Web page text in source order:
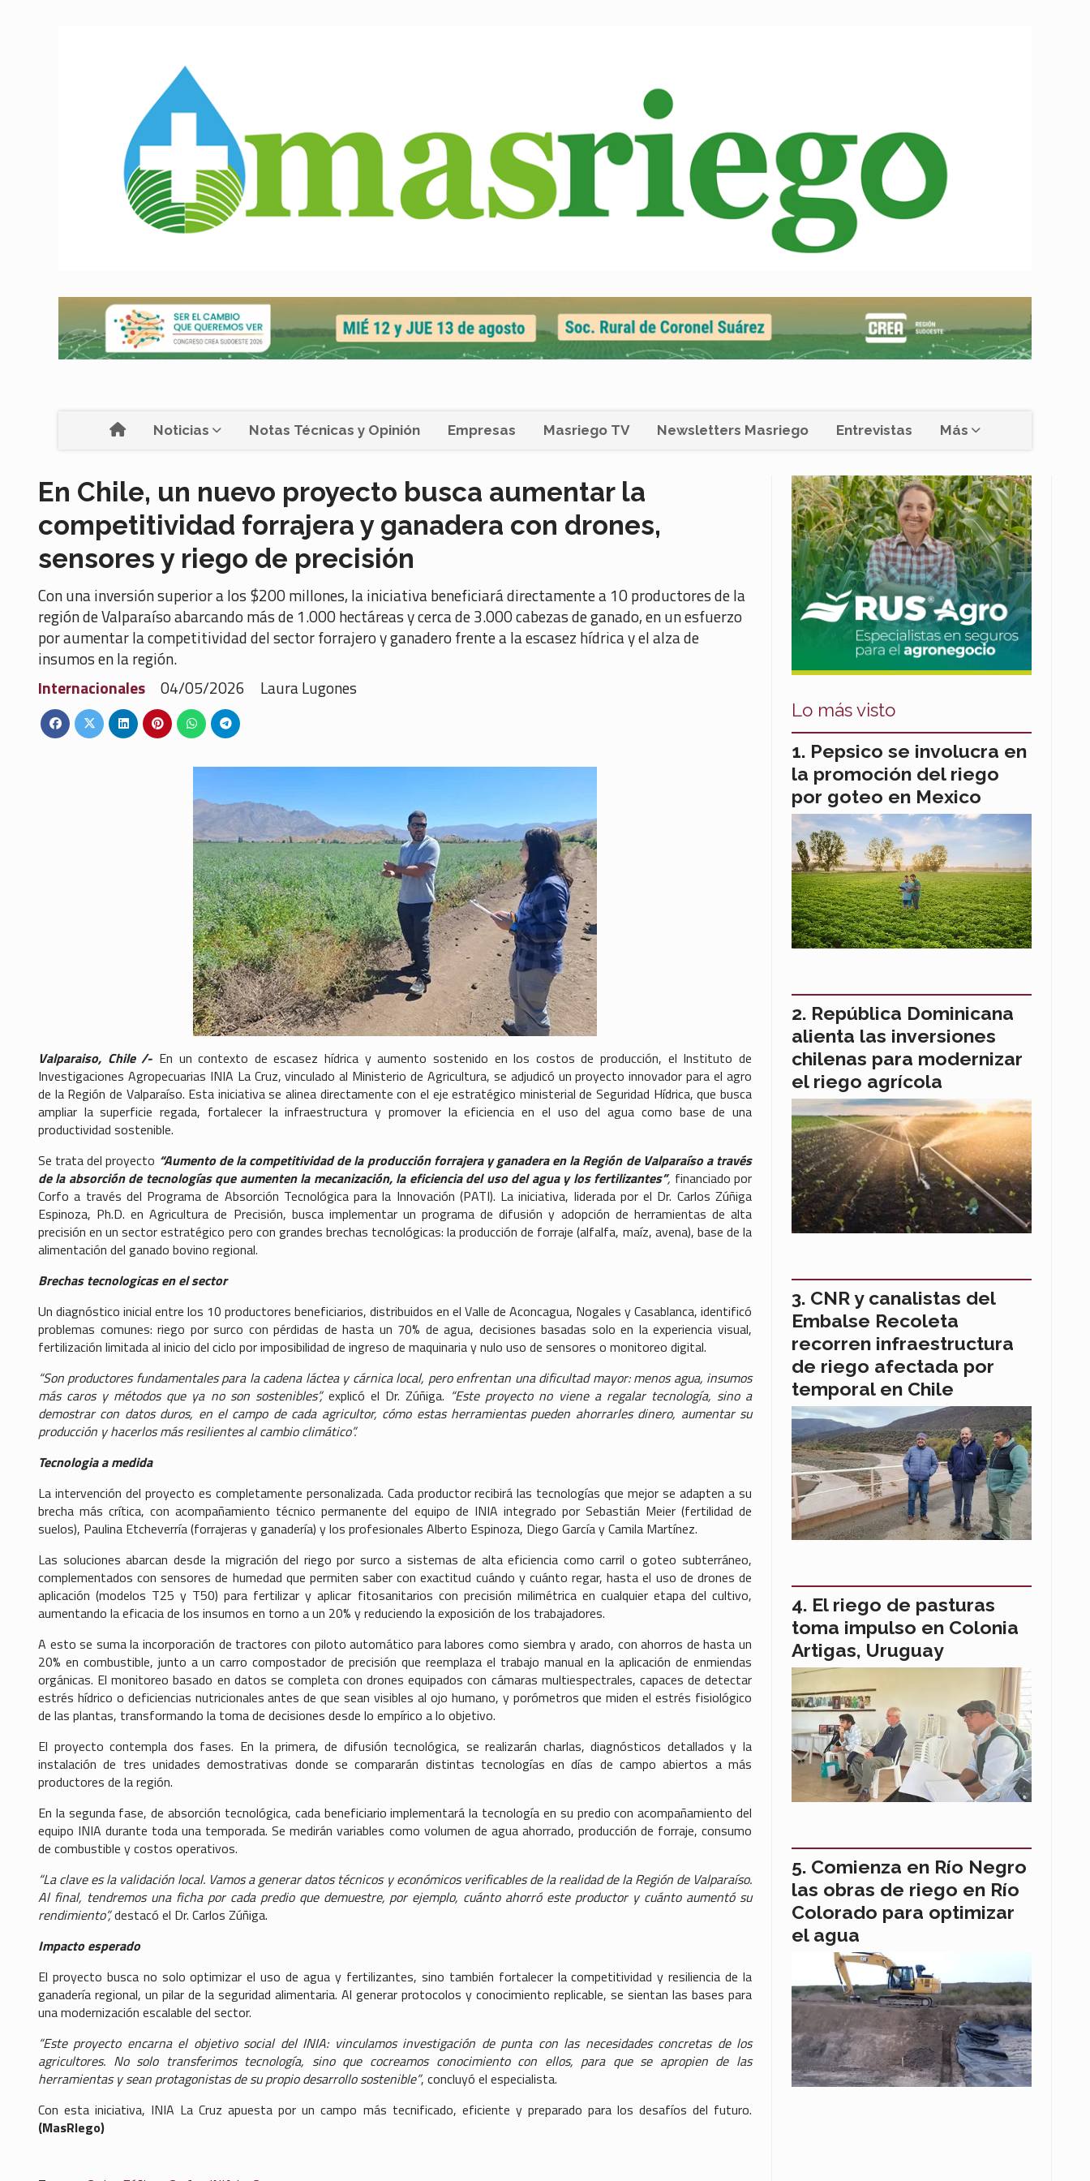
Noticias Notas Técnicas y Opinión Empresas Masriego TV Newsletters Masriego Entrevistas Más
En Chile, un nuevo proyecto busca aumentar la
competitividad forrajera y ganadera con drones,
sensores y riego de precisión
Con una inversión superior a los $200 millones, la iniciativa beneficiará directamente a 10 productores de la
región de Valparaíso abarcando más de 1.000 hectáreas y cerca de 3.000 cabezas de ganado, en un esfuerzo
por aumentar la competitividad del sector forrajero y ganadero frente a la escasez hídrica y el alza de
insumos en la región.
Internacionales
04/05/2026 Laura Lugones
Valparaiso, Chile /- En un contexto de escasez hídrica y aumento sostenido en los costos de producción, el Instituto de
Investigaciones Agropecuarias INIA La Cruz, vinculado al Ministerio de Agricultura, se adjudicó un proyecto innovador para el agro
de la Región de Valparaíso. Esta iniciativa se alinea directamente con el eje estratégico ministerial de Seguridad Hídrica, que busca
ampliar la superficie regada, fortalecer la infraestructura y promover la eficiencia en el uso del agua como base de una
productividad sostenible.
Se trata del proyecto “Aumento de la competitividad de la producción forrajera y ganadera en la Región de Valparaíso a través
de la absorción de tecnologías que aumenten la mecanización, la eficiencia del uso del agua y los fertilizantes”, financiado por
Corfo a través del Programa de Absorción Tecnológica para la Innovación (PATI). La iniciativa, liderada por el Dr. Carlos Zúñiga
Espinoza, Ph.D. en Agricultura de Precisión, busca implementar un programa de difusión y adopción de herramientas de alta
precisión en un sector estratégico pero con grandes brechas tecnológicas: la producción de forraje (alfalfa, maíz, avena), base de la
alimentación del ganado bovino regional.
Brechas tecnologicas en el sector
Un diagnóstico inicial entre los 10 productores beneficiarios, distribuidos en el Valle de Aconcagua, Nogales y Casablanca, identificó
problemas comunes: riego por surco con pérdidas de hasta un 70% de agua, decisiones basadas solo en la experiencia visual,
fertilización limitada al inicio del ciclo por imposibilidad de ingreso de maquinaria y nulo uso de sensores o monitoreo digital.
“Son productores fundamentales para la cadena láctea y cárnica local, pero enfrentan una dificultad mayor: menos agua, insumos
más caros y métodos que ya no son sostenibles”,explicó el Dr. Zúñiga. “Este proyecto no viene a regalar tecnología, sino a
demostrar con datos duros, en el campo de cada agricultor, cómo estas herramientas pueden ahorrarles dinero, aumentar su
producción y hacerlos más resilientes al cambio climático”.
Tecnologia a medida
La intervención del proyecto es completamente personalizada. Cada productor recibirá las tecnologías que mejor se adapten a su
brecha más crítica, con acompañamiento técnico permanente del equipo de INIA integrado por Sebastián Meier (fertilidad de
suelos), Paulina Etcheverría (forrajeras y ganadería) y los profesionales Alberto Espinoza, Diego García y Camila Martínez.
Las soluciones abarcan desde la migración del riego por surco a sistemas de alta eficiencia como carril o goteo subterráneo,
complementados con sensores de humedad que permiten saber con exactitud cuándo y cuánto regar, hasta el uso de drones de
aplicación (modelos T25 y T50) para fertilizar y aplicar fitosanitarios con precisión milimétrica en cualquier etapa del cultivo,
aumentando la eficacia de los insumos en torno a un 20% y reduciendo la exposición de los trabajadores.
A esto se suma la incorporación de tractores con piloto automático para labores como siembra y arado, con ahorros de hasta un
20% en combustible, junto a un carro compostador de precisión que reemplaza el trabajo manual en la aplicación de enmiendas
orgánicas. El monitoreo basado en datos se completa con drones equipados con cámaras multiespectrales, capaces de detectar
estrés hídrico o deficiencias nutricionales antes de que sean visibles al ojo humano, y porómetros que miden el estrés fisiológico
de las plantas, transformando la toma de decisiones desde lo empírico a lo objetivo.
El proyecto contempla dos fases. En la primera, de difusión tecnológica, se realizarán charlas, diagnósticos detallados y la
instalación de tres unidades demostrativas donde se compararán distintas tecnologías en días de campo abiertos a más
productores de la región.
En la segunda fase, de absorción tecnológica, cada beneficiario implementará la tecnología en su predio con acompañamiento del
equipo INIA durante toda una temporada. Se medirán variables como volumen de agua ahorrado, producción de forraje, consumo
de combustible y costos operativos.
“La clave es la validación local. Vamos a generar datos técnicos y económicos verificables de la realidad de la Región de Valparaíso.
Al final, tendremos una ficha por cada predio que demuestre, por ejemplo, cuánto ahorró este productor y cuánto aumentó su
rendimiento”,destacó el Dr. Carlos Zúñiga.
Impacto esperado
El proyecto busca no solo optimizar el uso de agua y fertilizantes, sino también fortalecer la competitividad y resiliencia de la
ganadería regional, un pilar de la seguridad alimentaria. Al generar protocolos y conocimiento replicable, se sientan las bases para
una modernización escalable del sector.
“Este proyecto encarna el objetivo social del INIA: vinculamos investigación de punta con las necesidades concretas de los
agricultores. No solo transferimos tecnología, sino que cocreamos conocimiento con ellos, para que se apropien de las
herramientas y sean protagonistas de su propio desarrollo sostenible”, concluyó el especialista.
Con esta iniciativa, INIA La Cruz apuesta por un campo más tecnificado, eficiente y preparado para los desafíos del futuro.
(MasRIego)
Lo más visto
Pepsico se involucra en
la promoción del riego
por goteo en Mexico
República Dominicana
alienta las inversiones
chilenas para modernizar
el riego agrícola
CNR y canalistas del
Embalse Recoleta
recorren infraestructura
de riego afectada por
temporal en Chile
El riego de pasturas
toma impulso en Colonia
Artigas, Uruguay
Comienza en Río Negro
las obras de riego en Río
Colorado para optimizar
el agua